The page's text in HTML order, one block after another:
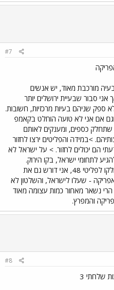
#7
מורכבת מאוד, יש אנשים
סבור שבעיית ירושלים יותר
ספק שניהם בעיות מרכזיות, חשובות.
אם אני לא טועה הוחלט בקאמפ
שתחלק כספים, ומענקים לאותם
>במידה והפליטים ירצו לחזור
הם יכולים לחזור. > על ישראל לא
לתחומי ישראל, בקו הירוק.
>ובאותה מידה של כספים שיחלקו לפליטי 48, אני דורש גם את
אפריקה - שעלו לישראל, והשלטון לא
נשאר מאחור כמות עצומה מאוד
והמפרץ.
#8
שלחתי 3